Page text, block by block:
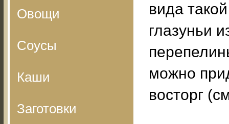
Овощи
Соусы
Каши
Заготовки
вида такой
глазуньи
можно
восторг